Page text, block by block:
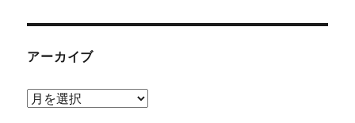
アーカイブ
ア